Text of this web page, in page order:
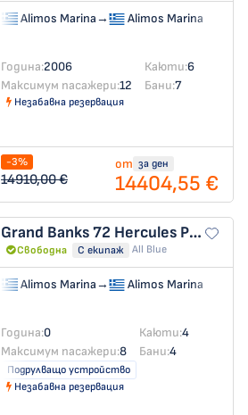
Alimos Marina→ Alimos Marina
Година:2006 Каюти:6
Максимум пасажери:12 Бани:7
Незабавна резервация
-3%
14910,00 €
от за ден
14404,55 €
Grand Banks 72 Hercules Poirot
Свободна С екипаж All Blue
Alimos Marina→ Alimos Marina
Година:0 Каюти:4
Максимум пасажери:8 Бани:4
Подрулващо устройство
Незабавна резервация